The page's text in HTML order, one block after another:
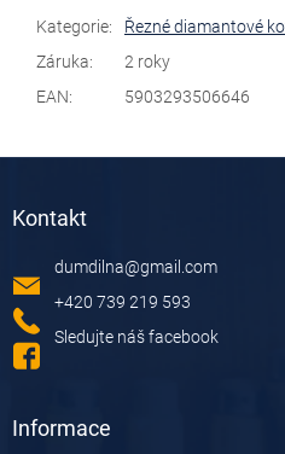
Kategorie:
Řezné diamantové
Záruka:
2 roky
EAN: 5903293506646
Kontakt
dumdilna@gmail.com
+420 739 219 593
Sledujte náš facebook
Informace